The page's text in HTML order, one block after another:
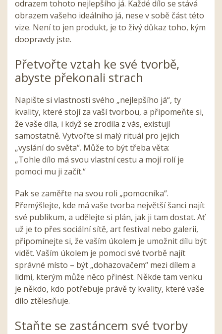
odrazem tohoto nejlepšího já. Každé dílo se stává
obrazem vašeho ideálního já, nese v sobě část této
vize. Není to jen produkt, je to živý důkaz toho, kým
doopravdy jste.
Přetvořte vztah ke své tvorbě,
abyste překonali strach
Napište si vlastnosti svého „nejlepšího já“, ty
kvality, které stojí za vaší tvorbou, a připomeňte si,
že vaše díla, i když se zrodila z vás, existují
samostatně. Vytvořte si malý rituál pro jejich
„vyslání do světa“. Může to být třeba věta:
„Tohle dílo má svou vlastní cestu a mojí rolí je
pomoci mu ji začít.“
Pak se zaměřte na svou roli „pomocníka“.
Přemýšlejte, kde má vaše tvorba největší šanci najít
své publikum, a udělejte si plán, jak ji tam dostat. Ať
už je to přes sociální sítě, art festival nebo galerii,
připomínejte si, že vaším úkolem je umožnit dílu být
vidět. Vaším úkolem je pomoci své tvorbě najít
správné místo – být „dohazovačem“ mezi dílem a
lidmi, kterým může něco přinést. Někde tam venku
je někdo, kdo potřebuje právě ty kvality, které vaše
dílo ztělesňuje.
Staňte se zastáncem své tvorby